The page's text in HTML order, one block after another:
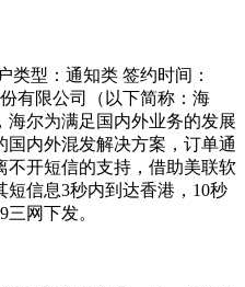
类型：通知类 签约时间：
有限公司（以下简称：海
海尔为满足国内外业务的发展
内外混发解决方案，订单通
不开短信的支持，借助美联软
信息3秒内到达香港，10秒
网下发。